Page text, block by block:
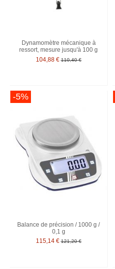
Dynamomètre mécanique à
ressort, mesure jusqu'à 100 g
104,88 € 110,40 €
-5%
Balance de précision / 1000 g /
0,1 g
115,14 € 121,20 €